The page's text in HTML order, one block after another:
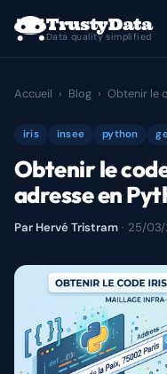
TrustyData
Data quality simplified
Use cases
Démos
Docs
Tarifs
Agences
Glossaire
Accueil › Blog › Obtenir le
iris insee python
Obtenir le
adresse en
Par Hervé Tristram · 25/